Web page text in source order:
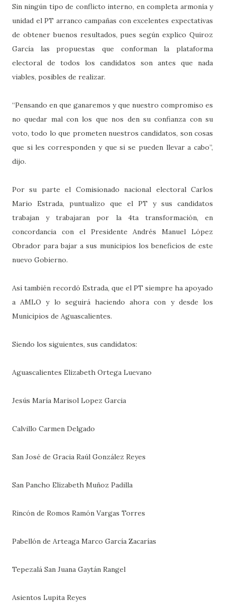
Sin ningún tipo de conflicto interno, en completa armonía y
unidad el PT arranco campañas con excelentes expectativas
de obtener buenos resultados, pues según explico Quiroz
García las propuestas que conforman la plataforma
electoral de todos los candidatos son antes que nada
viables, posibles de realizar.
“Pensando en que ganaremos y que nuestro compromiso es
no quedar mal con los que nos den su confianza con su
voto, todo lo que prometen nuestros candidatos, son cosas
que si les corresponden y que si se pueden llevar a cabo”,
dijo.
Por su parte el Comisionado nacional electoral Carlos
Mario Estrada, puntualizo que el PT y sus candidatos
trabajan y trabajaran por la 4ta transformación, en
concordancia con el Presidente Andrés Manuel López
Obrador para bajar a sus municipios los beneficios de este
nuevo Gobierno.
Así también recordó Estrada, que el PT siempre ha apoyado
a AMLO y lo seguirá haciendo ahora con y desde los
Municipios de Aguascalientes.
Siendo los siguientes, sus candidatos:
Aguascalientes Elizabeth Ortega Luevano
Jesús María Marisol Lopez Garcia
Calvillo Carmen Delgado
San José de Gracia Raúl González Reyes
San Pancho Elizabeth Muñoz Padilla
Rincón de Romos Ramón Vargas Torres
Pabellón de Arteaga Marco García Zacarías
Tepezalá San Juana Gaytán Rangel
Asientos Lupita Reyes